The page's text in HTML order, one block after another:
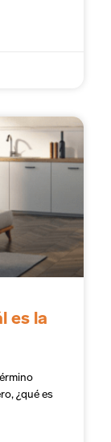
es la
¿qué es